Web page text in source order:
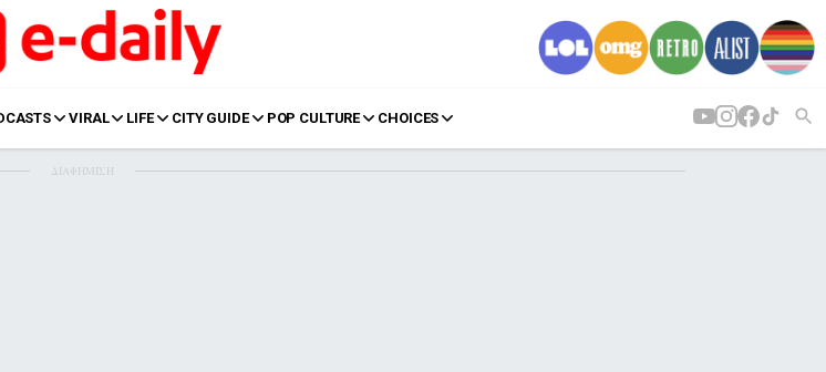
VIRAL LIFE CITY GUIDE POP CULTURE CHOICES
ΔΙΑΦΗΜΙΣΗ